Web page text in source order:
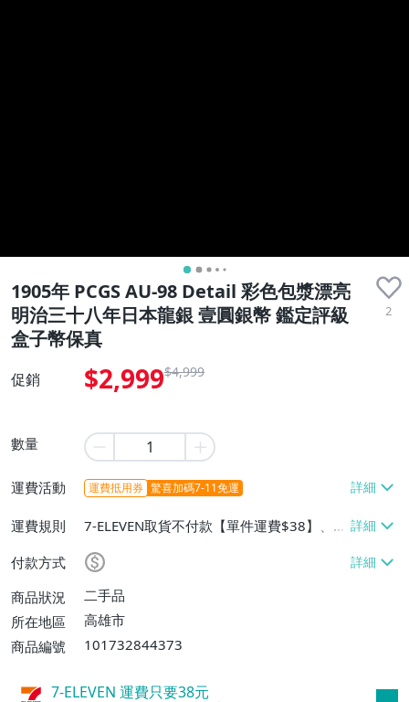
1905年 PCGS AU-98 Detail 彩色包漿漂亮
明治三十八年日本龍銀 壹圓銀幣 鑑定評級
盒子幣保真
2
促銷 $2,999$4,999
數量
運費活動 運費抵用券 驚喜加碼7-11免運
運費規則
7-ELEVEN取貨不付款【單件運費$38】、郵
局掛號【單件運費$60】
付款方式
商品狀況
二手品
所在地區
高雄市
商品編號
101732844373
7-ELEVEN 運費只要38元